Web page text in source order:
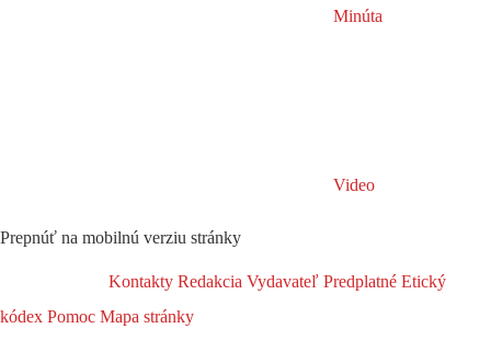
Minúta
Video
Prepnúť na mobilnú verziu stránky
Kontakty Redakcia Vydavateľ Predplatné Etický
kódex Pomoc Mapa stránky